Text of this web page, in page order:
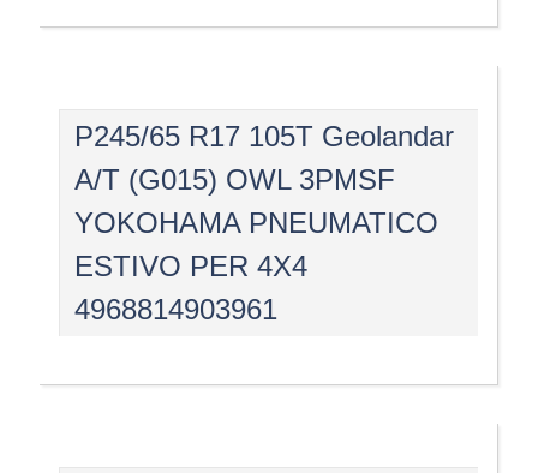
P245/65 R17 105T Geolandar
A/T (G015) OWL 3PMSF
YOKOHAMA PNEUMATICO
ESTIVO PER 4X4
4968814903961